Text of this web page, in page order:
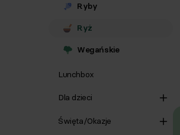
Ryby
Ryż
Wegańskie
Lunchbox
Dla dzieci
Święta/Okazje